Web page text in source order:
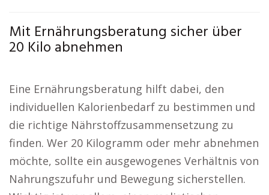
Mit Ernährungsberatung sicher über
20 Kilo abnehmen
Eine Ernährungsberatung hilft dabei, den
individuellen Kalorienbedarf zu bestimmen und
die richtige Nährstoffzusammensetzung zu
finden. Wer 20 Kilogramm oder mehr abnehmen
möchte, sollte ein ausgewogenes Verhältnis von
Nahrungszufuhr und Bewegung sicherstellen.